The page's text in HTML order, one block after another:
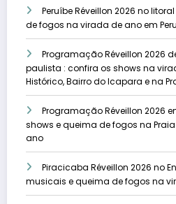
Peruíbe Réveillon 2026 no
de fogos na virada de ano em
Programação Réveillon 2026
paulista : confira os shows na
Histórico, Bairro do Icapara e na
Programação Réveillon 2026
shows e queima de fogos na
ano
Piracicaba Réveillon 2026 no
musicais e queima de fogos na